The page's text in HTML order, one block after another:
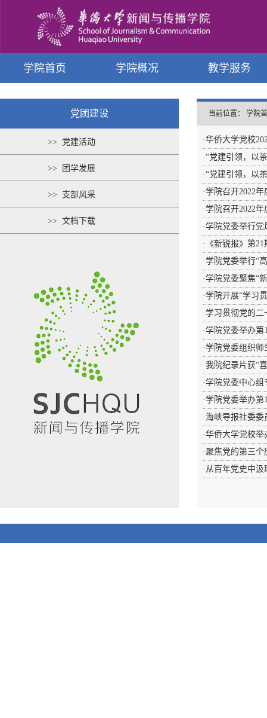
学院首页 学院概况 教学服务
党团建设
>> 党建活动
>> 团学发展
>> 支部风采
>> 文档下载
当前位置： 学院
·华侨大学党校
·“党建引领，以
·“党建引领，以
·学院召开2022
·学院召开2022
·学院党委举行党
· 《新锐报》第21
·学院党委举行“
·学院党委聚焦“
·学院开展“学习
·学习贯彻党的二
·学院党委举办第
·学院党委组织师
·我院纪录片获“
·学院党委中心组
·学院党委举办第
·海峡导报社委委
·华侨大学党校举
·聚焦党的第三个
· 从百年党史中